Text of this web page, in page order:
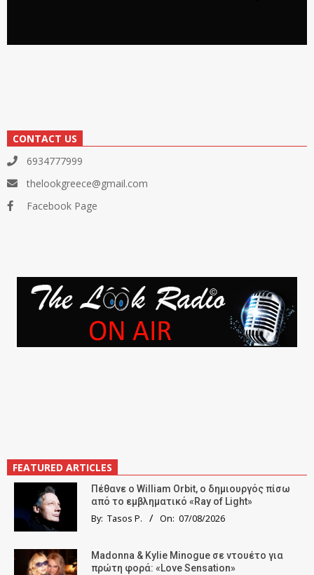
CONTACT US
6934777999
thelookgreece@gmail.com
Facebook Page
FEATURED ARTICLES
Πέθανε ο William Orbit, ο δημιουργός πίσω
από το εμβληματικό «Ray of Light»
By: Tasos P. On: 07/08/2026
Madonna & Kylie Minogue σε ντουέτο για
πρώτη φορά: «Love Sensation»